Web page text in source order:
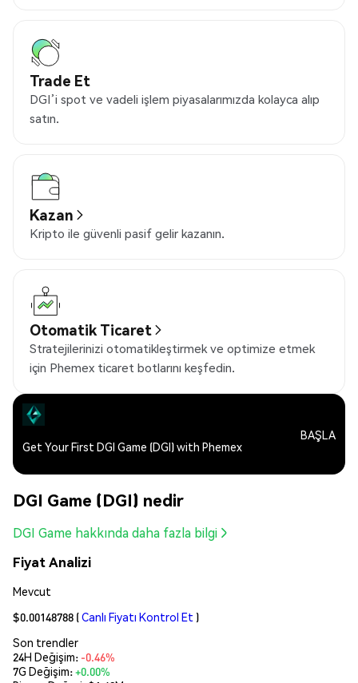
Trade Et
DGI’i spot ve vadeli işlem piyasalarımızda kolayca alıp
satın.
Kazan
Kripto ile güvenli pasif gelir kazanın.
Otomatik Ticaret
Stratejilerinizi otomatikleştirmek ve optimize etmek
için Phemex ticaret botlarını keşfedin.
Get Your First DGI Game (DGI) with Phemex
BAŞLA
DGI Game (DGI) nedir
DGI Game hakkında daha fazla bilgi
Fiyat Analizi
Mevcut
$0.00148788 (Canlı Fiyatı Kontrol Et )
Son trendler
24H Değişim: -0.46%
7G Değişim:+0.00%